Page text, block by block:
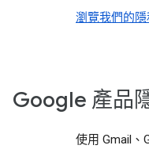
瀏覽我們的隱
Google 產品
使用 Gmail、